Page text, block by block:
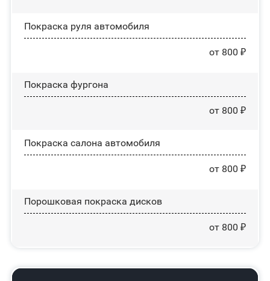
Покраска руля автомобиля
от 800 ₽
Покраска фургона
от 800 ₽
Покраска салона автомобиля
от 800 ₽
Порошковая покраска дисков
от 800 ₽